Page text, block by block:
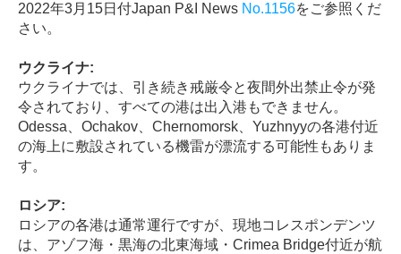
2022年3月 15日付Japan P&I News No.1156をご参照くだ
さい。
ウクライナ:
ウクライナでは、引き続き戒厳令と夜間外出禁止令が発
令されており、すべての港は出入港もできません。
Odessa、Ochakov、Chernomorsk、Yuzhnyyの各港付近
の海上に敷設されている機雷が漂流する可能性もありま
す。
ロシア:
ロシアの各港は通常運行ですが、現地コレスポンデンツ
は、アゾフ海・黒海の北東海域・ Crimea Bridge付近が航